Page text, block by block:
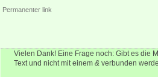
Permanenter link
Vielen Dank! Eine Frage noch: Gibt es die
Text und nicht mit einem & verbunden